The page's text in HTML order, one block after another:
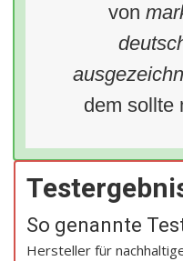
von
dem sollte
So genannte
Hersteller für